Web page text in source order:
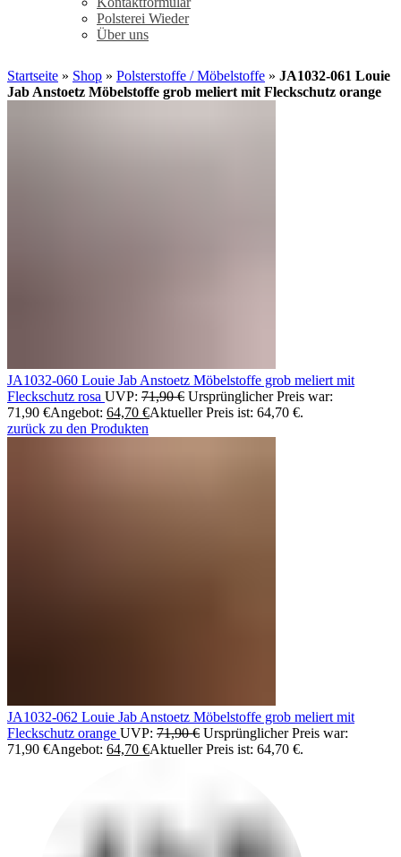
Polsterei Wieder
Über uns
Startseite » Shop » Polsterstoffe / Möbelstoffe » JA1032-061 Louie
Jab Anstoetz Möbelstoffe grob meliert mit Fleckschutz orange
JA1032-060 Louie Jab Anstoetz Möbelstoffe grob meliert mit
Fleckschutz rosa UVP: 71,90€ Ursprünglicher Preis war:
71,90 €Angebot: 64,70 €Aktueller Preis ist: 64,70 €.
zurück zu den Produkten
JA1032-062 Louie Jab Anstoetz Möbelstoffe grob meliert mit
Fleckschutz orange UVP: 71,90€ Ursprünglicher Preis war:
71,90 €Angebot: 64,70 €Aktueller Preis ist: 64,70 €.